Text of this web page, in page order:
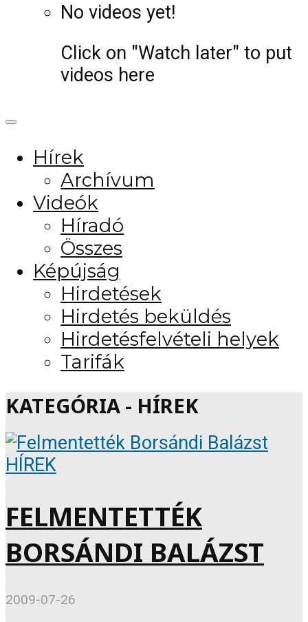
No videos yet!
Click on "Watch later" to put
videos here
Hírek
Archívum
Videók
Híradó
Összes
Képújság
Hirdetések
Hirdetés beküldés
Hirdetésfelvételi helyek
Tarifák
KATEGÓRIA - HÍREK
HÍREK
FELMENTETTÉK
BORSÁNDI BALÁZST
2009-07-26